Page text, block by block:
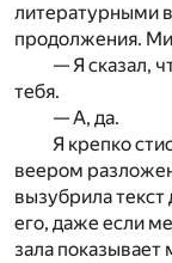
литературными
продолжения.
— Я сказал,
тебя.
— А, да.
Я крепко
веером
вызубрила текст
его, даже если
зала